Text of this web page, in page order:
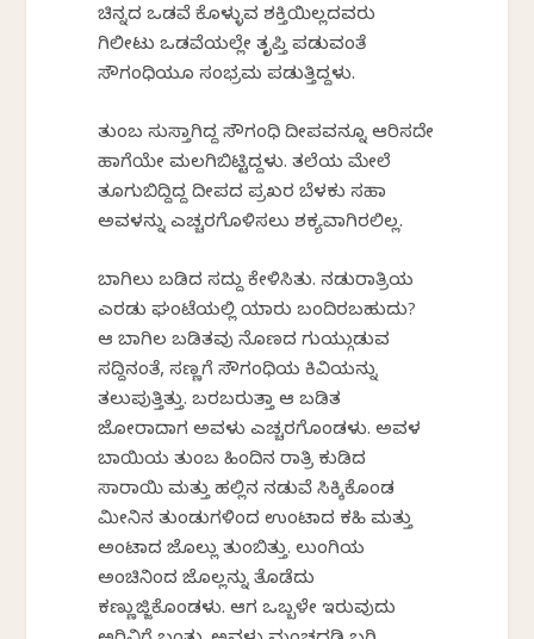
ಚಿನ್ನದ ಒಡವೆ ಕೊಳ್ಳುವ ಶಕ್ತಿಯಿಲ್ಲದವರು
ಗಿಲೀಟು ಒಡವೆಯಲ್ಲೇ ತೃಪ್ತಿ ಪಡುವಂತೆ
ಸೌಗಂಧಿಯೂ ಸಂಭ್ರಮ ಪಡುತ್ತಿದ್ದಳು.
ತುಂಬ ಸುಸ್ತಾಗಿದ್ದ ಸೌಗಂಧಿ ದೀಪವನ್ನೂ ಆರಿಸದೇ
ಹಾಗೆಯೇ ಮಲಗಿಬಿಟ್ಟಿದ್ದಳು. ತಲೆಯ ಮೇಲೆ
ತೂಗುಬಿದ್ದಿದ್ದ ದೀಪದ ಪ್ರಖರ ಬೆಳಕು ಸಹಾ
ಅವಳನ್ನು ಎಚ್ಚರಗೊಳಿಸಲು ಶಕ್ಯವಾಗಿರಲಿಲ್ಲ.
ಬಾಗಿಲು ಬಡಿದ ಸದ್ದು ಕೇಳಿಸಿತು. ನಡುರಾತ್ರಿಯ
ಎರಡು ಘಂಟೆಯಲ್ಲಿ ಯಾರು ಬಂದಿರಬಹುದು?
ಆ ಬಾಗಿಲ ಬಡಿತವು ನೊಣದ ಗುಯ್ಗುಡುವ
ಸದ್ದಿನಂತೆ, ಸಣ್ಣಗೆ ಸೌಗಂಧಿಯ ಕಿವಿಯನ್ನು
ತಲುಪುತ್ತಿತ್ತು. ಬರಬರುತ್ತಾ ಆ ಬಡಿತ
ಜೋರಾದಾಗ ಅವಳು ಎಚ್ಚರಗೊಂಡಳು. ಅವಳ
ಬಾಯಿಯ ತುಂಬ ಹಿಂದಿನ ರಾತ್ರಿ ಕುಡಿದ
ಸಾರಾಯಿ ಮತ್ತು ಹಲ್ಲಿನ ನಡುವೆ ಸಿಕ್ಕಿಕೊಂಡ
ಮೀನಿನ ತುಂಡುಗಳಿಂದ ಉಂಟಾದ ಕಹಿ ಮತ್ತು
ಅಂಟಾದ ಜೊಲ್ಲು ತುಂಬಿತ್ತು. ಲುಂಗಿಯ
ಅಂಚಿನಿಂದ ಜೊಲ್ಲನ್ನು ತೊಡೆದು
ಕಣ್ಣುಜ್ಜಿಕೊಂಡಳು. ಆಗ ಒಬ್ಬಳೇ ಇರುವುದು